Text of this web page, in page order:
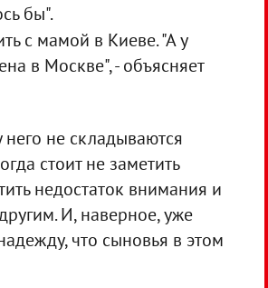
бы".
с мамой в Киеве. "А у
в Москве", - объясняет
не складываются
стоит не заметить
недостаток внимания и
И, наверное, уже
что сыновья в этом